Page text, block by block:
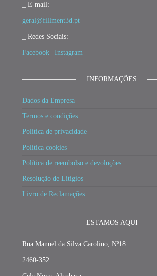
_ E-mail:
geral@fillment3d.pt
_ Redes Sociais:
Facebook Instagram
INFORMAÇÕES
Dados da Empresa
Termos e condições
Política de privacidade
Política cookies
Política de reembolso e devoluções
Resolução de Litígios
Livro de Reclamações
ESTAMOS AQUI
Rua Manuel da Silva Carolino, Nº18
2460-352